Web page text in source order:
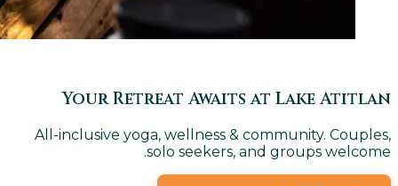
Your Retreat Awaits at Lake Atitlan
All-inclusive yoga, wellness & community. Couples,
solo seekers, and groups welcome.